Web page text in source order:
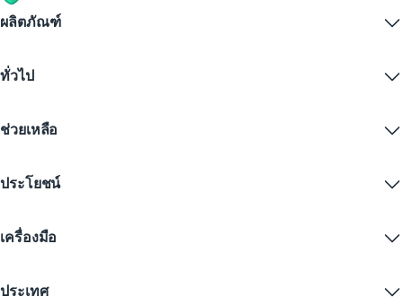
ผลิตภัณฑ์
VPN for macOS
iOS VPN
Firefox
VPN ฟรี
ทั่วไป
ดาวน์โหลด VPN
ราคา
ส่วนลดนักเรียน
บล็อก
ช่วยเหลือ
ติดต่อเรา
นโยบายความเป็นส่วนตัว
การตั้งค่าคุกกี้
ประโยชน์
ความเป็นส่วนตัวทางอินเทอร์เน็ต
IP ไม่ระบุตัวตน
เครื่องมือ
ซ่อน IP ของคุณ
ประเทศ